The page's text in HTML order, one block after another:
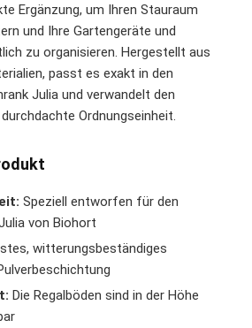
Ergänzung, um Ihren Stauraum
und Ihre Gartengeräte und
zu organisieren. Hergestellt aus
passt es exakt in den
Julia und verwandelt den
Ordnungseinheit.
Speziell entworfen für den
von Biohort
witterungsbeständiges
Die Regalböden sind in der Höhe